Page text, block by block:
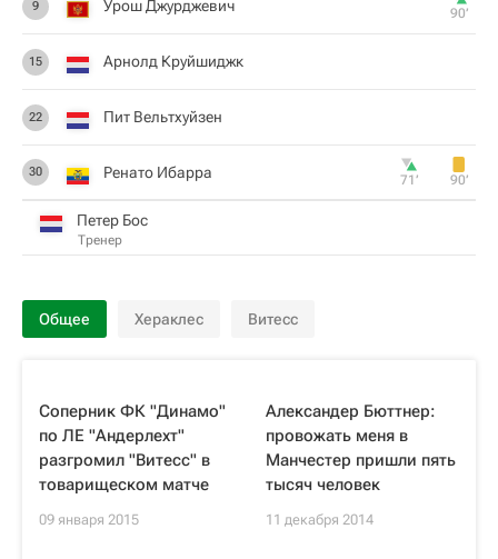
9 Урош Джурджевич 90‎’‎
15 Арнолд Круйшиджк
22 Пит Вельтхуйзен
30 Ренато Ибарра 71‎’‎ 90‎’‎
Петер Бос
Тренер
Общее Хераклес Витесс
Соперник ФК "Динамо"
по ЛЕ "Андерлехт"
разгромил "Витесс" в
товарищеском матче
09 января 2015
Александер Бюттнер:
провожать меня в
Манчестер пришли пять
тысяч человек
11 декабря 2014